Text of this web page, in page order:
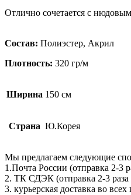
Отлично сочетается с
Состав: Полиэстер, Акрил
Плотность: 320 гр/м
Ширина 150 см
Страна Ю.Корея
Мы предлагаем следующие
1.Почта России (отправка 2-3
2. ТК СДЭК (отправка 2-3
3. курьерская доставка во